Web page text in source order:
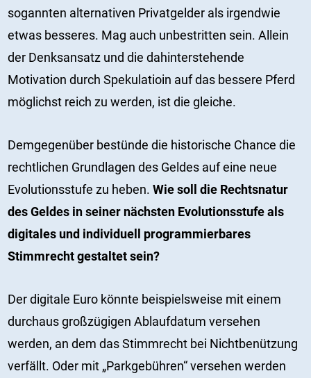
sogannten alternativen Privatgelder als irgendwie
etwas besseres. Mag auch unbestritten sein. Allein
der Denksansatz und die dahinterstehende
Motivation durch Spekulatioin auf das bessere Pferd
möglichst reich zu werden, ist die gleiche.
Demgegenüber bestünde die historische Chance die
rechtlichen Grundlagen des Geldes auf eine neue
Evolutionsstufe zu heben.Wie soll die Rechtsnatur
des Geldes in seiner nächsten Evolutionsstufe als
digitales und individuell programmierbares
Stimmrecht gestaltet sein?
Der digitale Euro könnte beispielsweise mit einem
durchaus großzügigen Ablaufdatum versehen
werden, an dem das Stimmrecht bei Nichtbenützung
verfällt. Oder mit „Parkgebühren“ versehen werden